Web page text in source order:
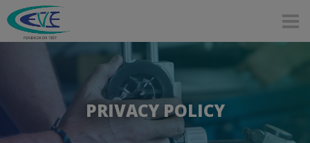
Skip to main content
PRIVACY POLICY